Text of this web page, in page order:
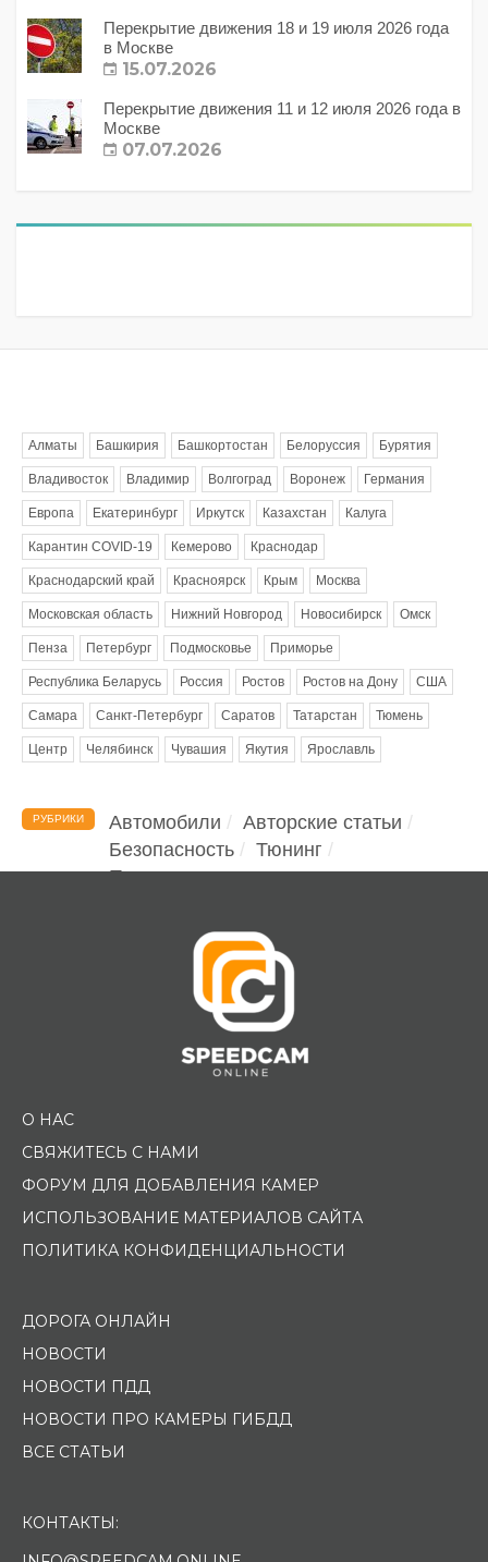
Перекрытие движения 18 и 19 июля 2026 года
в Москве
15.07.2026
Перекрытие движения 11 и 12 июля 2026 года в
Москве
07.07.2026
Алматы Башкирия Башкортостан Белоруссия Бурятия
Владивосток Владимир Волгоград Воронеж Германия
Европа Екатеринбург Иркутск Казахстан Калуга
Карантин COVID-19 Кемерово Краснодар
Краснодарский край Красноярск Крым Москва
Московская область Нижний Новгород Новосибирск Омск
Пенза Петербург Подмосковье Приморье
Республика Беларусь Россия Ростов Ростов на Дону США
Самара Санкт-Петербург Саратов Татарстан Тюмень
Центр Челябинск Чувашия Якутия Ярославль
РУБРИКИ Автомобили
Авторские статьи
Безопасность
Тюнинг
Помощь водителю
О НАС
СВЯЖИТЕСЬ С НАМИ
ФОРУМ ДЛЯ ДОБАВЛЕНИЯ КАМЕР
ИСПОЛЬЗОВАНИЕ МАТЕРИАЛОВ САЙТА
ПОЛИТИКА КОНФИДЕНЦИАЛЬНОСТИ
ДОРОГА ОНЛАЙН
НОВОСТИ
НОВОСТИ ПДД
НОВОСТИ ПРО КАМЕРЫ ГИБДД
ВСЕ СТАТЬИ
КОНТАКТЫ: